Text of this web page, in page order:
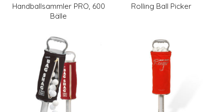
Handballsammler PRO, 600
Bälle
Rolling Ball Picker